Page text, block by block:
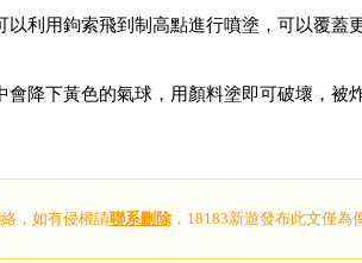
利用鉤索飛到制高點進行噴塗，可以覆蓋
會降下黃色的氣球，用顏料塗即可破壞，被
，如有侵權請聯系刪除，18183新遊發布此文僅為